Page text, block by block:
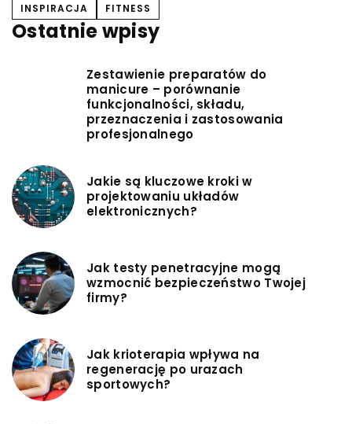
INSPIRACJA
FITNESS
Ostatnie wpisy
Zestawienie preparatów do
manicure – porównanie
funkcjonalności, składu,
przeznaczenia i zastosowania
profesjonalnego
Jakie są kluczowe kroki w
projektowaniu układów
elektronicznych?
Jak testy penetracyjne mogą
wzmocnić bezpieczeństwo Twojej
firmy?
Jak krioterapia wpływa na
regenerację po urazach
sportowych?